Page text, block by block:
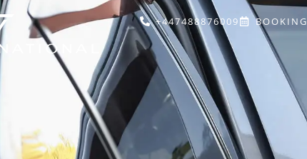
+447488876009 BOOKING